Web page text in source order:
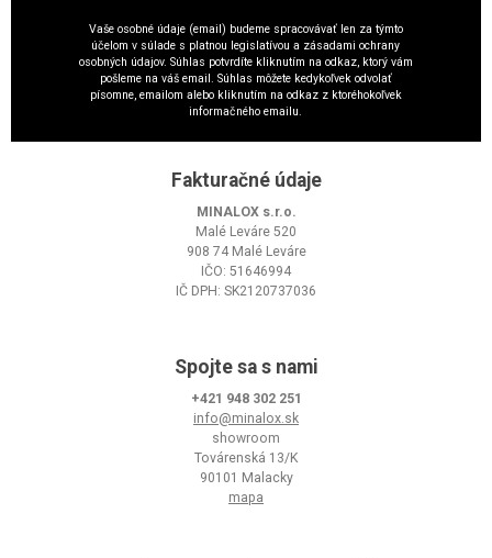
Vaše osobné údaje (email) budeme spracovávať len za týmto
účelom v súlade s platnou legislatívou a zásadami ochrany
osobných údajov. Súhlas potvrdíte kliknutím na odkaz, ktorý vám
pošleme na váš email. Súhlas môžete kedykoľvek odvolať
písomne, emailom alebo kliknutím na odkaz z ktoréhokoľvek
informačného emailu.
Fakturačné údaje
MINALOX s.r.o.
Malé Leváre 520
908 74 Malé Leváre
IČO: 51646994
IČ DPH: SK2120737036
Spojte sa s nami
+421 948 302 251
info@minalox.sk
showroom
Továrenská 13/K
90101 Malacky
mapa